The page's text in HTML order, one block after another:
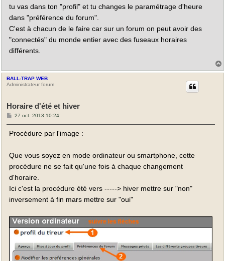
g
tu vas dans ton "profil" et tu changes le paramétrage d'heure
dans "préférence du forum".
C'est à chacun de le faire car sur un forum on peut avoir des
"connectés" du monde entier avec des fuseaux horaires
différents.
BALL-TRAP WEB
Administrateur forum
Horaire d'été et hiver
M
s
27 oct. 2013 10:24
Procédure par l'image :
Que vous soyez en mode ordinateur ou smartphone, cette
procédure ne se fait qu'une fois à chaque changement
d'horaire.
Ici c'est la procédure été vers -----> hiver mettre sur "non"
inversement à fin mars mettre sur "oui"